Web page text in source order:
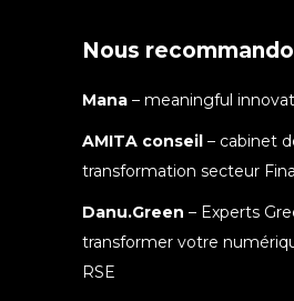
Nous
Mana – meaningful
AMITA conseil – cabinet
transformation secteur
Danu.Green – Experts
transformer votre
RSE